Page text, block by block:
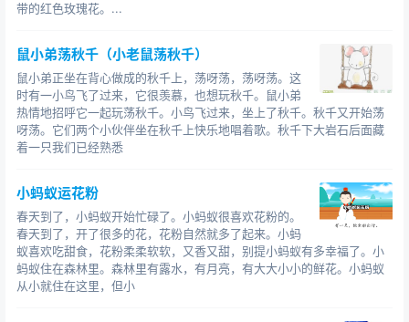
带的红色玫瑰花。...
鼠小弟荡秋千（小老鼠荡秋千）
鼠小弟正坐在背心做成的秋千上，荡呀荡，荡呀荡。这
时有一小鸟飞了过来，它很羡慕，也想玩秋千。鼠小弟
热情地招呼它一起玩荡秋千。小鸟飞过来，坐上了秋千。秋千又开始荡
呀荡。它们两个小伙伴坐在秋千上快乐地唱着歌。秋千下大岩石后面藏
着一只我们已经熟悉
小蚂蚁运花粉
春天到了，小蚂蚁开始忙碌了。小蚂蚁很喜欢花粉的。
春天到了，开了很多的花，花粉自然就多了起来。小蚂
蚁喜欢吃甜食，花粉柔柔软软，又香又甜，别提小蚂蚁有多幸福了。小
蚂蚁住在森林里。森林里有露水，有月亮，有大大小小的鲜花。小蚂蚁
从小就住在这里，但小